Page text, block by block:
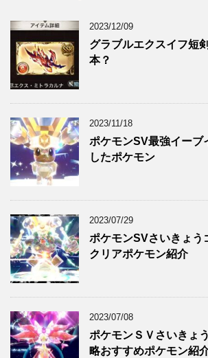
2023/12/09
グラブルエクスイフ短
本？
2023/11/18
ポケモンSV最強イーブ
したポケモン
2023/07/29
ポケモンSVさいきょう
クリアポケモン紹介
2023/07/08
ポケモンＳＶさいきょ
略おすすめポケモン紹